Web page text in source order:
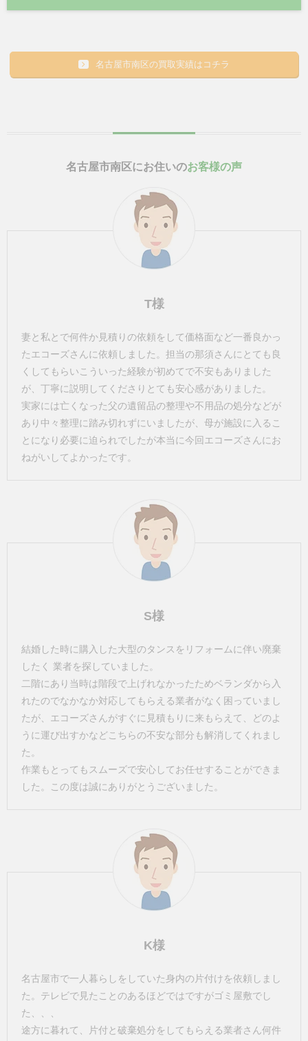
名古屋市南区の買取実績はコチラ
名古屋市南区にお住いのお客様の声
T様
妻と私とで何件か見積りの依頼をして価格面など一番良かっ
たエコーズさんに依頼しました。担当の那須さんにとても良
くしてもらいこういった経験が初めてで不安もありました
が、丁寧に説明してくださりとても安心感がありました。
実家には亡くなった父の遺留品の整理や不用品の処分などが
あり中々整理に踏み切れずにいましたが、母が施設に入るこ
とになり必要に迫られでしたが本当に今回エコーズさんにお
ねがいしてよかったです。
S様
結婚した時に購入した大型のタンスをリフォームに伴い廃棄
したく 業者を探していました。
二階にあり当時は階段で上げれなかったためベランダから入
れたのでなかなか対応してもらえる業者がなく困っていまし
たが、エコーズさんがすぐに見積もりに来もらえて、どのよ
うに運び出すかなどこちらの不安な部分も解消してくれまし
た。
作業もとってもスムーズで安心してお任せすることができま
した。この度は誠にありがとうございました。
K様
名古屋市で一人暮らしをしていた身内の片付けを依頼しまし
た。テレビで見たことのあるほどではですがゴミ屋敷でし
た、、、
途方に暮れて、片付と破棄処分をしてもらえる業者さん何件